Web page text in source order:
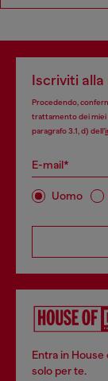
Iscriviti
Procedendo,
trattamento dei miei
paragrafo 3.1, d) dell’
E-mail*
Uomo
Entra in
solo per te.